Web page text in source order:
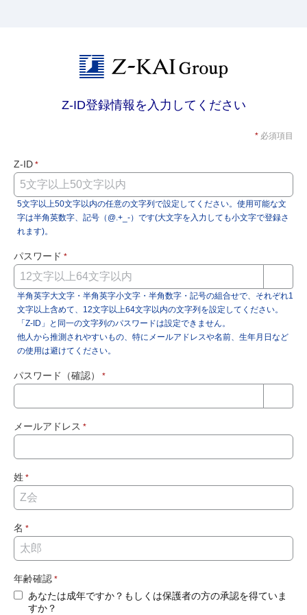
Z-ID登録情報を入力してください
* 必須項目
Z-ID *
5文字以上50文字以内の任意の文字列で設定してください。使用可能な文
字は半角英数字、記号（@.+_-）です(大文字を入力しても小文字で登録さ
れます)。
パスワード *
半角英字大文字・半角英字小文字・半角数字・記号の組合せで、それぞれ1
文字以上含めて、12文字以上64文字以内の文字列を設定してください。
「Z-ID」と同一の文字列のパスワードは設定できません。
他人から推測されやすいもの、特にメールアドレスや名前、生年月日など
の使用は避けてください。
パスワード（確認） *
メールアドレス *
姓 *
名 *
年齢確認 *
あなたは成年ですか？もしくは保護者の方の承認を得ていま
すか？